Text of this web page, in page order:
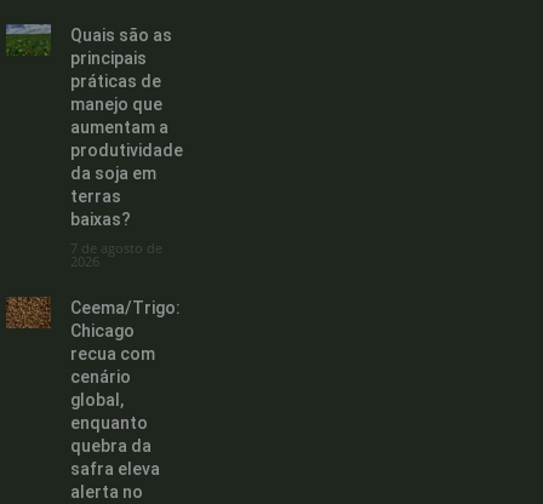
Quais são as
principais
práticas de
manejo que
aumentam a
produtividade
da soja em
terras
baixas?
7 de agosto de
2026
Ceema/Trigo:
Chicago
recua com
cenário
global,
enquanto
quebra da
safra eleva
alerta no